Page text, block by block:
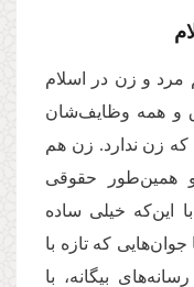
مرد و زن در اسلام
و همه وظایف‌شان
زن ندارد. زن هم
همین‌طور حقوقی
این‌که خیلی ساده
که تازه با
بیگانه، با